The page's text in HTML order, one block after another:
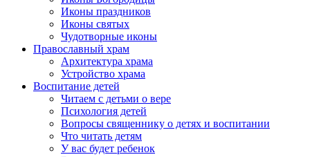
Иконы праздников
Иконы святых
Чудотворные иконы
Православный храм
Архитектура храма
Устройство храма
Воспитание детей
Читаем с детьми о вере
Психология детей
Вопросы священнику о детях и воспитании
Что читать детям
У вас будет ребенок